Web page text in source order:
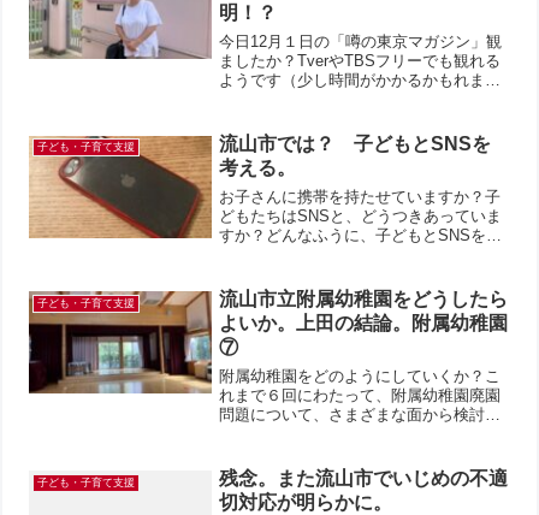
明！？
今日12月１日の「噂の東京マガジン」観
ましたか？TverやTBSフリーでも観れる
ようです（少し時間がかかるかもれませ
ました。「子育てするなら流山市」その
流山市が、唯一の...
子ども・子育て支援
流山市では？ 子どもとSNSを
考える。
お子さんに携帯を持たせていますか？子
どもたちはSNSと、どうつきあっていま
すか？どんなふうに、子どもとSNSを見
かったです。余計な喧嘩をしなくてよか
った（笑）！ただし、...
子ども・子育て支援
流山市立附属幼稚園をどうしたら
よいか。上田の結論。附属幼稚園
⑦
附属幼稚園をどのようにしていくか？こ
れまで６回にわたって、附属幼稚園廃園
問題について、さまざまな面から検討し
は、隣接する市立江戸川台保育園ととも
に、公立幼保連携型こども園...
子ども・子育て支援
残念。また流山市でいじめの不適
切対応が明らかに。